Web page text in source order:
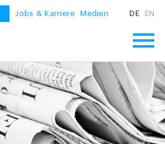
Jobs & Karriere Medien DE EN